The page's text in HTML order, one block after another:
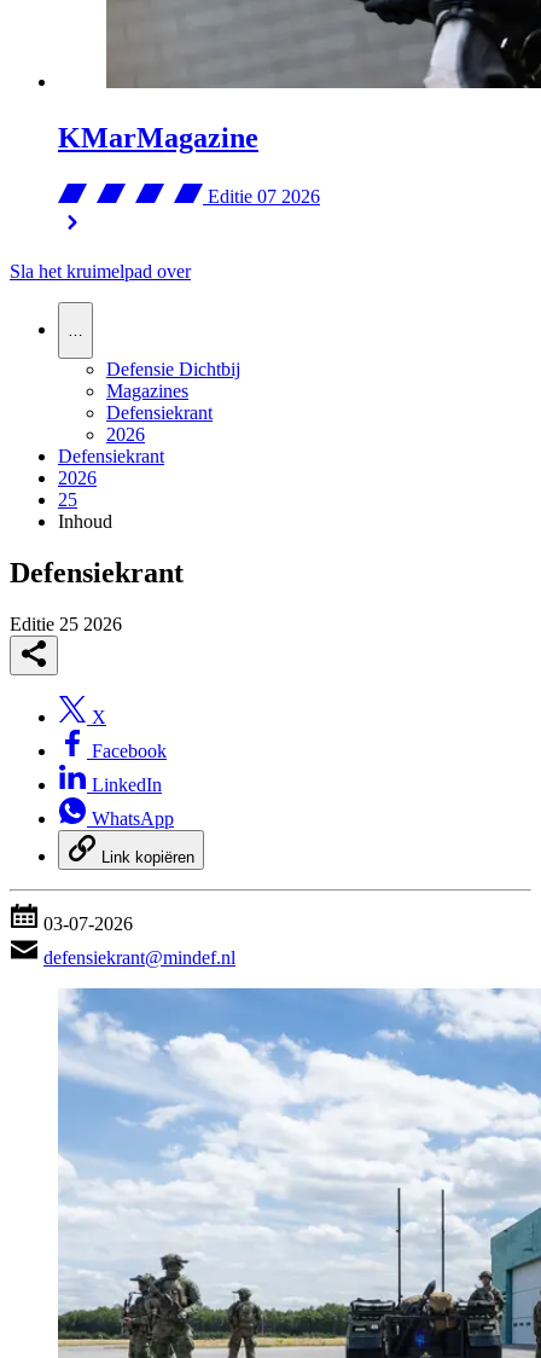
KMarMagazine
Editie 07 2026
Sla het kruimelpad over
Defensie Dichtbij
Magazines
Defensiekrant
2026
Defensiekrant
2026
25
Inhoud
Defensiekrant
Editie 25 2026
X
Facebook
LinkedIn
WhatsApp
Link kopiëren
03-07-2026
defensiekrant@mindef.nl